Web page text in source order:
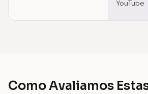
YouTube
Como Avaliamos